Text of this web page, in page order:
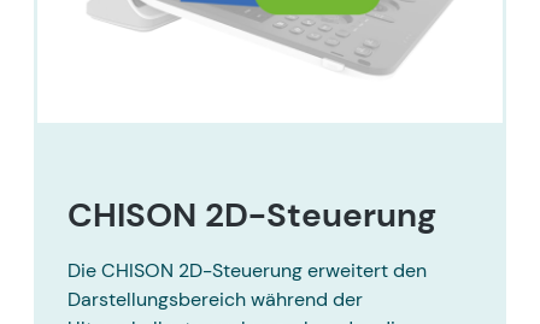
CHISON 2D-Steuerung
Die CHISON 2D-Steuerung erweitert den
Darstellungsbereich während der